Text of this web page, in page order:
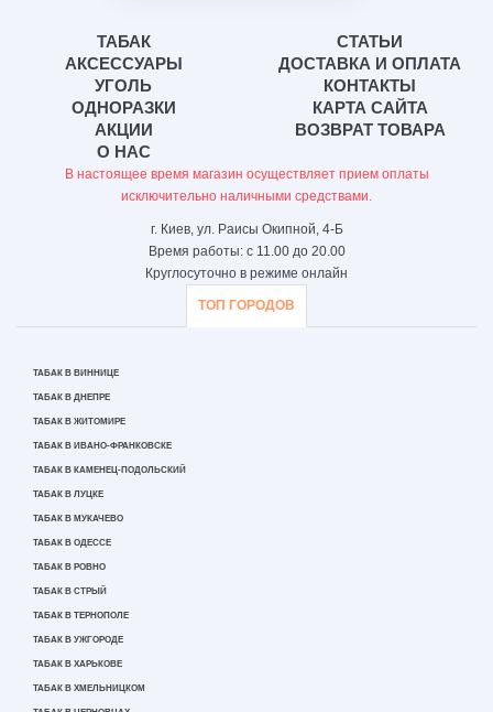
ТАБАК
АКСЕССУАРЫ
УГОЛЬ
ОДНОРАЗКИ
АКЦИИ
О НАС
СТАТЬИ
ДОСТАВКА И ОПЛАТА
КОНТАКТЫ
КАРТА САЙТА
ВОЗВРАТ ТОВАРА
В настоящее время магазин осуществляет прием оплаты
исключительно наличными средствами.
г. Киев, ул. Раисы Окипной, 4-Б
Время работы: с 11.00 до 20.00
Круглосуточно в режиме онлайн
ТОП ГОРОДОВ
ТАБАК В ВИННИЦЕ
ТАБАК В ДНЕПРЕ
ТАБАК В ЖИТОМИРЕ
ТАБАК В ИВАНО-ФРАНКОВСКЕ
ТАБАК В КАМЕНЕЦ-ПОДОЛЬСКИЙ
ТАБАК В ЛУЦКЕ
ТАБАК В МУКАЧЕВО
ТАБАК В ОДЕССЕ
ТАБАК В РОВНО
ТАБАК В СТРЫЙ
ТАБАК В ТЕРНОПОЛЕ
ТАБАК В УЖГОРОДЕ
ТАБАК В ХАРЬКОВЕ
ТАБАК В ХМЕЛЬНИЦКОМ